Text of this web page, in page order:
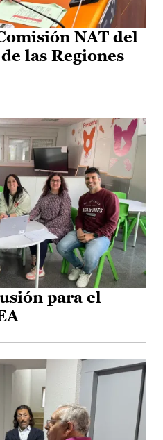
NAT del
las Regiones
para el